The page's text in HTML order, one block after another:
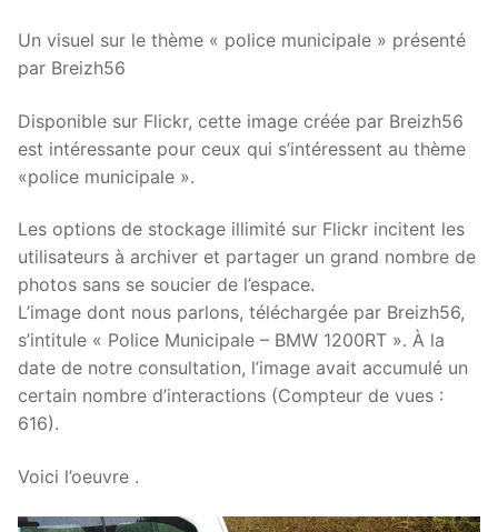
Un visuel sur le thème « police municipale » présenté
par Breizh56
Disponible sur Flickr, cette image créée par Breizh56
est intéressante pour ceux qui s’intéressent au thème
«police municipale ».
Les options de stockage illimité sur Flickr incitent les
utilisateurs à archiver et partager un grand nombre de
photos sans se soucier de l’espace.
L’image dont nous parlons, téléchargée par Breizh56,
s’intitule « Police Municipale – BMW 1200RT ». À la
date de notre consultation, l’image avait accumulé un
certain nombre d’interactions (Compteur de vues :
616).
Voici l’oeuvre .